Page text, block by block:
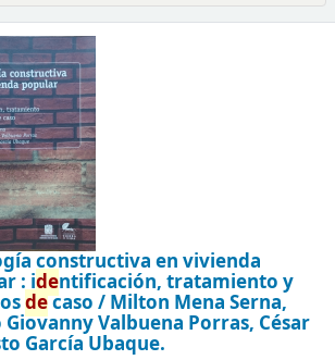
constructiva en vivienda
: identificación, tratamiento y
decaso / Milton Mena Serna,
Giovanny Valbuena Porras, César
García Ubaque.